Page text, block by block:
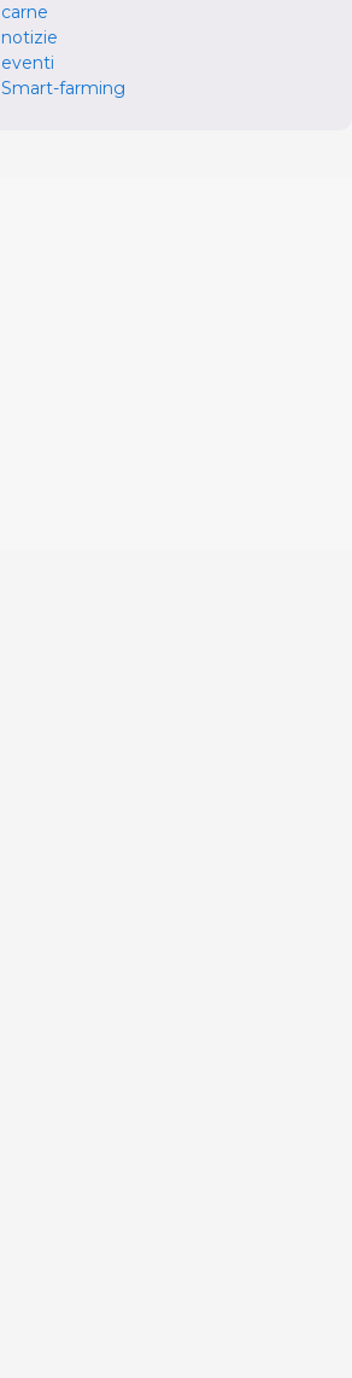
carne
notizie
eventi
Smart-farming